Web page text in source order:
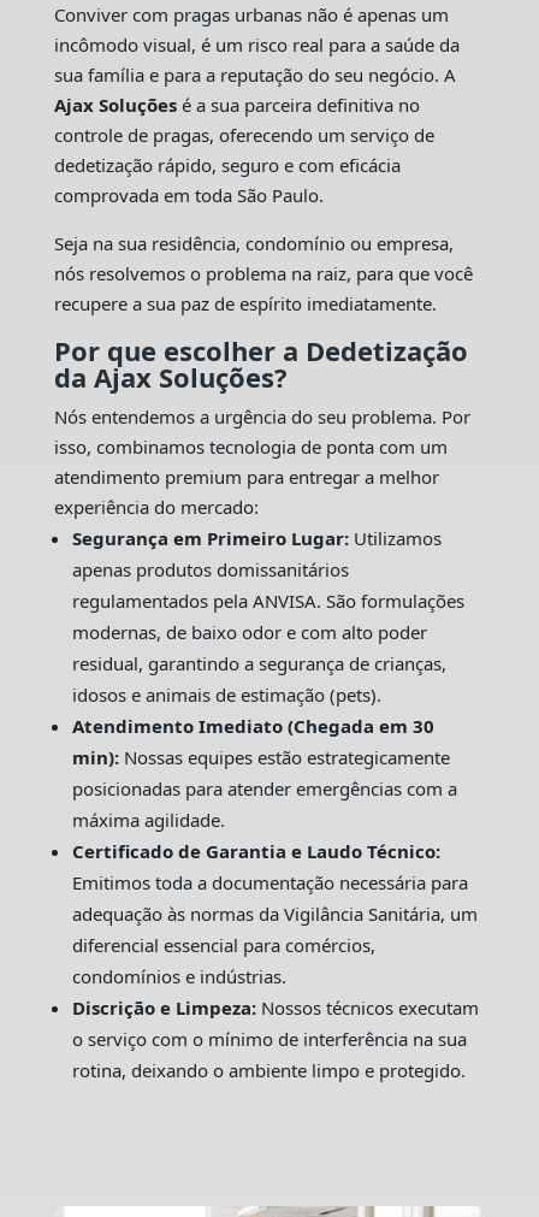
Conviver com pragas urbanas não é apenas um
incômodo visual, é um risco real para a saúde da
sua família e para a reputação do seu negócio. A
Ajax Soluçõesé a sua parceira definitiva no
controle de pragas, oferecendo um serviço de
dedetização rápido, seguro e com eficácia
comprovada em toda São Paulo.
Seja na sua residência, condomínio ou empresa,
nós resolvemos o problema na raiz, para que você
recupere a sua paz de espírito imediatamente.
Por que escolher a Dedetização
da Ajax Soluções?
Nós entendemos a urgência do seu problema. Por
isso, combinamos tecnologia de ponta com um
atendimento premium para entregar a melhor
experiência do mercado:
Segurança em Primeiro Lugar:Utilizamos
apenas produtos domissanitários
regulamentados pela ANVISA. São formulações
modernas, de baixo odor e com alto poder
residual, garantindo a segurança de crianças,
idosos e animais de estimação (pets).
Atendimento Imediato (Chegada em 30
min):Nossas equipes estão estrategicamente
posicionadas para atender emergências com a
máxima agilidade.
Certificado de Garantia e Laudo Técnico:
Emitimos toda a documentação necessária para
adequação às normas da Vigilância Sanitária, um
diferencial essencial para comércios,
condomínios e indústrias.
Discrição e Limpeza:Nossos técnicos executam
o serviço com o mínimo de interferência na sua
rotina, deixando o ambiente limpo e protegido.